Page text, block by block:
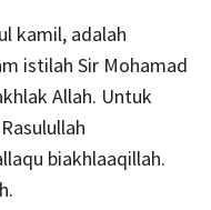
kamil, adalah
istilah Sir Mohamad
Allah. Untuk
biakhlaaqillah.